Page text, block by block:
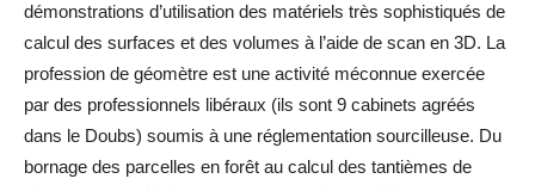
démonstrations d’utilisation des matériels très sophistiqués de
calcul des surfaces et des volumes à l’aide de scan en 3D. La
profession de géomètre est une activité méconnue exercée
par des professionnels libéraux (ils sont 9 cabinets agréés
dans le Doubs) soumis à une réglementation sourcilleuse. Du
bornage des parcelles en forêt au calcul des tantièmes de